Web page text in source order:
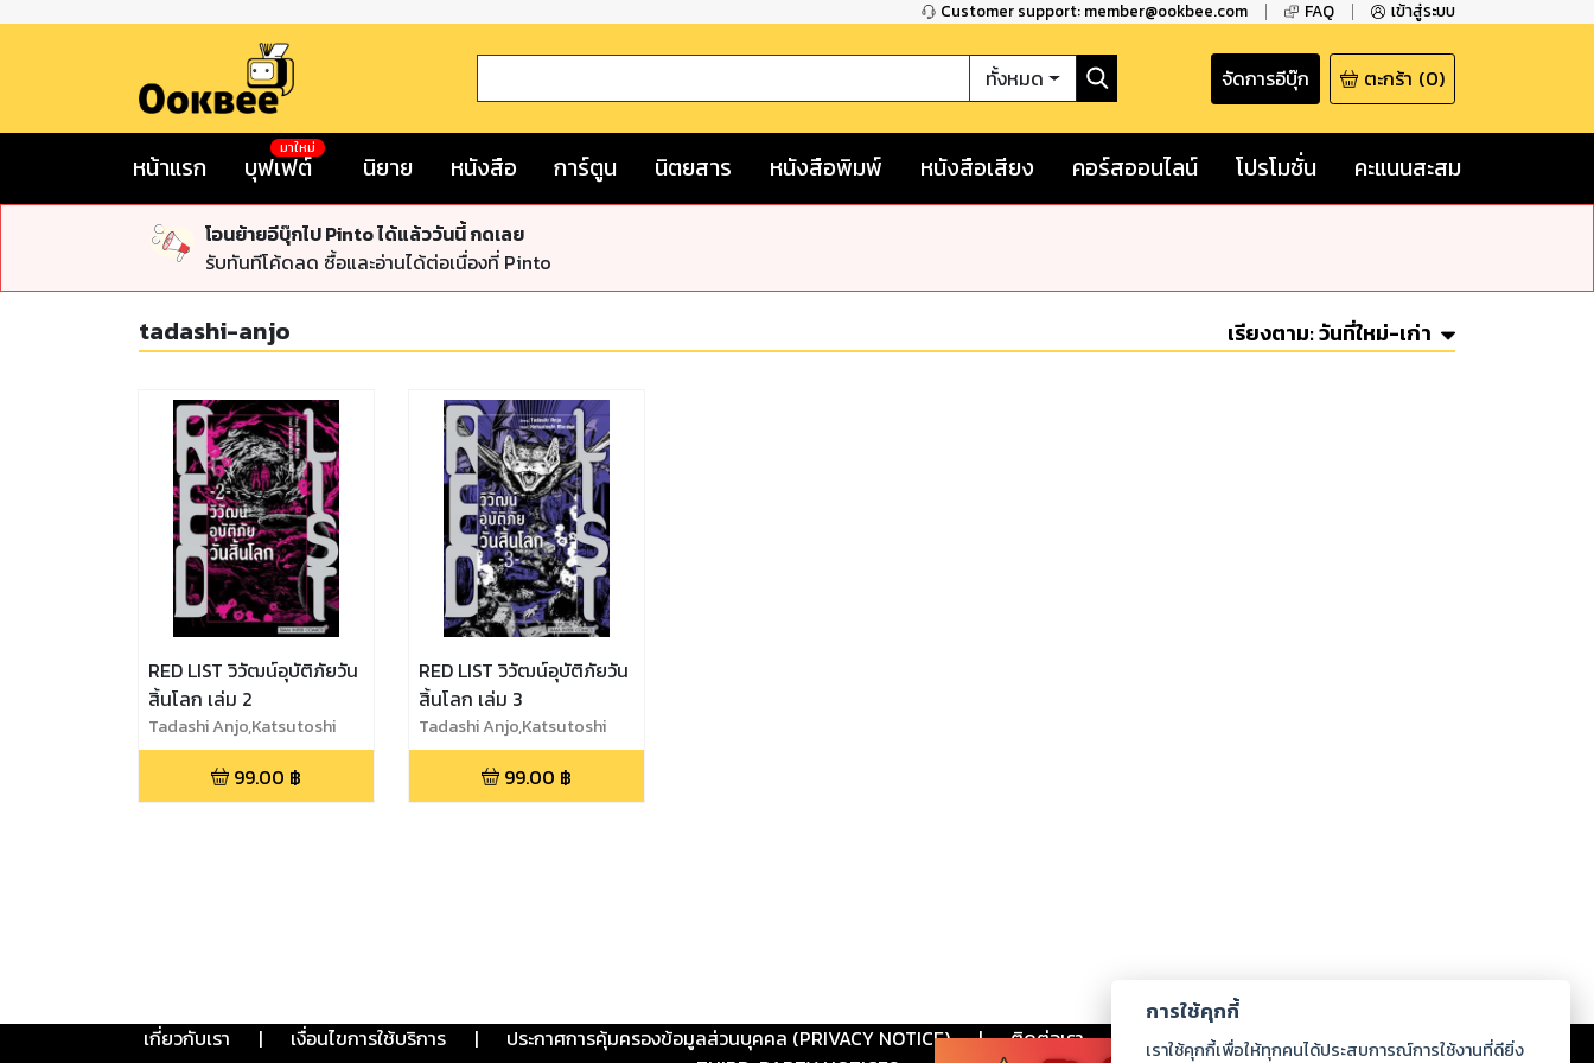
Customer support: member@ookbee.com FAQ เข้าสู่ระบบ
ทั้งหมด จัดการอีบุ๊ก ตะกร้า (0)
หน้าแรก บุฟเฟต์
มาใหม่
นิยาย หนังสือ การ์ตูน นิตยสาร หนังสือพิมพ์ หนังสือเสียง คอร์สออนไลน์ โปรโมชั่น คะแนนสะสม
โอนย้ายอีบุ๊กไป Pinto ได้แล้ววันนี้ กดเลย
รับทันทีโค้ดลด ซื้อและอ่านได้ต่อเนื่องที่ Pinto
tadashi-anjo เรียงตาม:วันที่ใหม่-เก่า
RED LIST วิวัฒน์อุบัติภัยวัน
สิ้นโลก เล่ม 2
Tadashi Anjo,Katsutoshi
Murase
99.00 ฿
RED LIST วิวัฒน์อุบัติภัยวัน
สิ้นโลก เล่ม 3
Tadashi Anjo,Katsutoshi
Murase
99.00 ฿
เกี่ยวกับเรา | เงื่อนไขการใช้บริการ | ประกาศการคุ้มครองข้อมูลส่วนบุคคล (PRIVACY NOTICE) | ติดต่อเรา ร่วมงานกับเรา ดาวน์โหลด
การใช้คุกกี้
เราใช้คุกกี้เพื่อให้ทุกคนได้ประสบการณ์การใช้งานที่ดียิ่ง